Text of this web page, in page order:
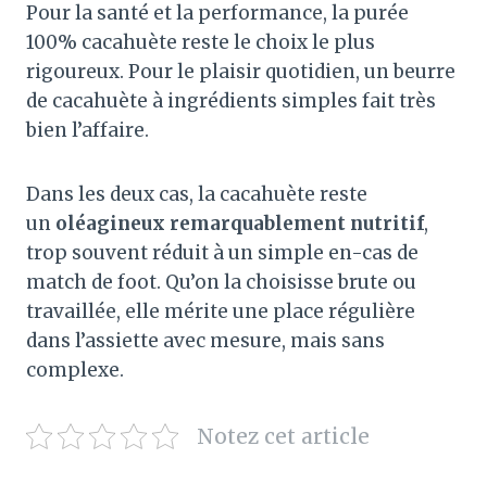
Pour la santé et la performance, la purée
100% cacahuète reste le choix le plus
rigoureux. Pour le plaisir quotidien, un beurre
de cacahuète à ingrédients simples fait très
bien l’affaire.
Dans les deux cas, la cacahuète reste
un oléagineux remarquablement nutritif,
trop souvent réduit à un simple en-cas de
match de foot. Qu’on la choisisse brute ou
travaillée, elle mérite une place régulière
dans l’assiette avec mesure, mais sans
complexe.
Notez cet article